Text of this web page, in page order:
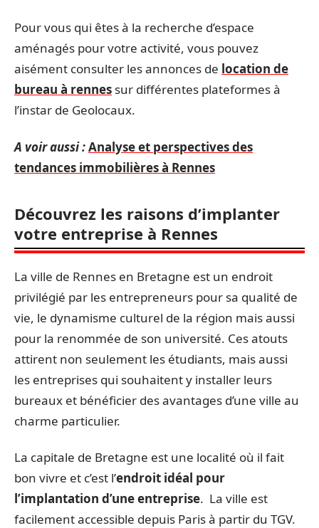
Pour vous qui êtes à la recherche d’espace
aménagés pour votre activité, vous pouvez
aisément consulter les annonces de location de
bureau à rennes sur différentes plateformes à
l’instar de Geolocaux.
A voir aussi :Analyse et perspectives des
tendances immobilières à Rennes
Découvrez les raisons d’implanter
votre entreprise à Rennes
La ville de Rennes en Bretagne est un endroit
privilégié par les entrepreneurs pour sa qualité de
vie, le dynamisme culturel de la région mais aussi
pour la renommée de son université. Ces atouts
attirent non seulement les étudiants, mais aussi
les entreprises qui souhaitent y installer leurs
bureaux et bénéficier des avantages d’une ville au
charme particulier.
La capitale de Bretagne est une localité où il fait
bon vivre et c’est l’endroit idéal pour
l’implantation d’une entreprise. La ville est
facilement accessible depuis Paris à partir du TGV.